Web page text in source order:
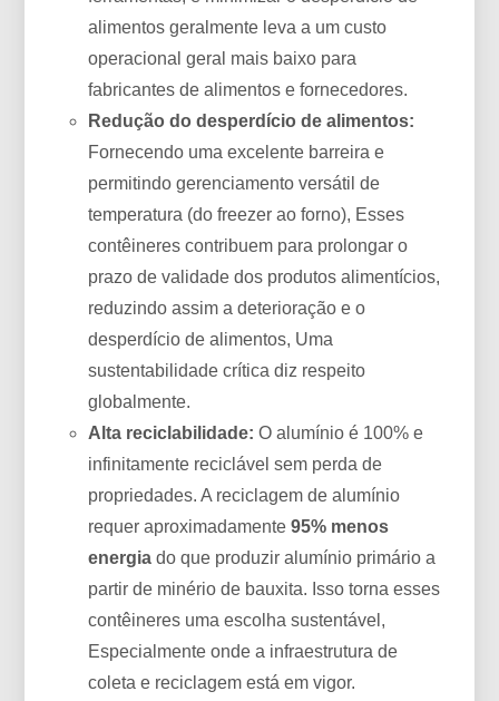
alimentos geralmente leva a um custo
operacional geral mais baixo para
fabricantes de alimentos e fornecedores.
Redução do desperdício de alimentos:
Fornecendo uma excelente barreira e
permitindo gerenciamento versátil de
temperatura (do freezer ao forno), Esses
contêineres contribuem para prolongar o
prazo de validade dos produtos alimentícios,
reduzindo assim a deterioração e o
desperdício de alimentos, Uma
sustentabilidade crítica diz respeito
globalmente.
Alta reciclabilidade: O alumínio é 100% e
infinitamente reciclável sem perda de
propriedades. A reciclagem de alumínio
requer aproximadamente95% menos
energia do que produzir alumínio primário a
partir de minério de bauxita. Isso torna esses
contêineres uma escolha sustentável,
Especialmente onde a infraestrutura de
coleta e reciclagem está em vigor.